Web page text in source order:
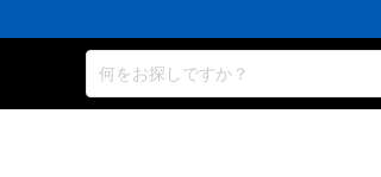
何をお探しですか？